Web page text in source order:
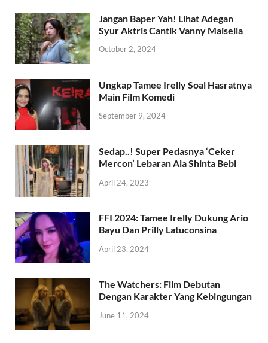
Jangan Baper Yah! Lihat Adegan
Syur Aktris Cantik Vanny Maisella
October 2, 2024
Ungkap Tamee Irelly Soal Hasratnya
Main Film Komedi
September 9, 2024
Sedap..! Super Pedasnya ‘Ceker
Mercon’ Lebaran Ala Shinta Bebi
April 24, 2023
FFI 2024: Tamee Irelly Dukung Ario
Bayu Dan Prilly Latuconsina
April 23, 2024
The Watchers: Film Debutan
Dengan Karakter Yang Kebingungan
June 11, 2024